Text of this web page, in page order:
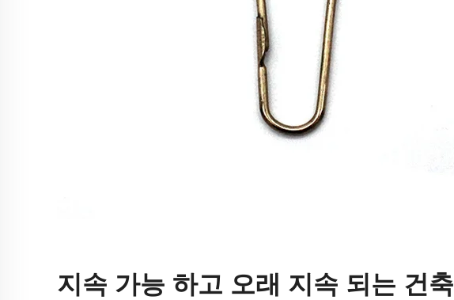
지속 가능 하고 오래 지속 되는 건축